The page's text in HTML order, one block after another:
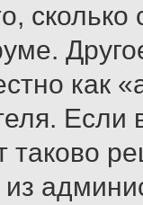
как
таково